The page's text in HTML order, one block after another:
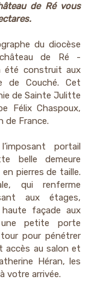
de Ré vous
du diocèse
de Ré -
été construit aux
de Couché. Cet
de Sainte Julitte
Félix Chaspoux,
de France.
portail
belle demeure
pierres de taille.
qui renferme
aux étages,
haute façade aux
petite porte
pour pénétrer
accès au salon et
Héran, les
votre arrivée.